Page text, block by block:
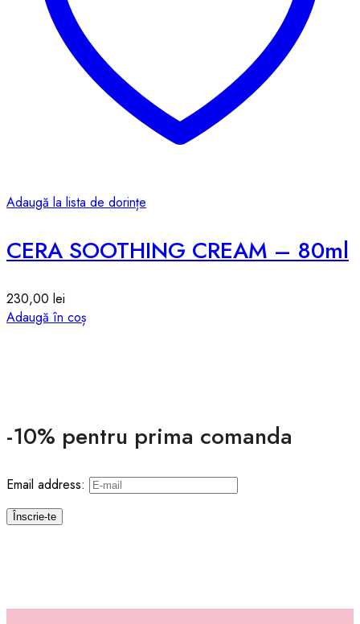
Adaugă la lista de dorințe
CERA SOOTHING CREAM – 80ml
230,00 lei
Adaugă în coș
-10% pentru prima comanda
Email address: